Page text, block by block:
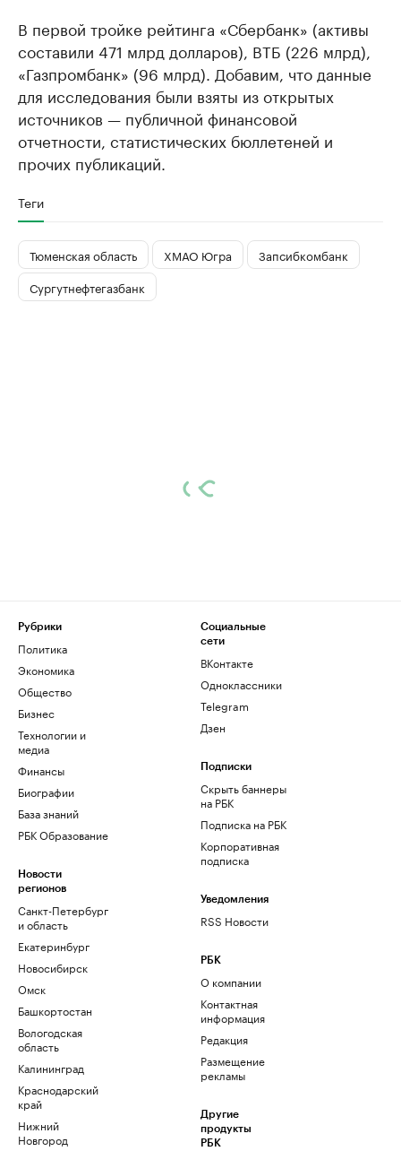
В первой тройке рейтинга «Сбербанк» (активы
составили 471 млрд долларов), ВТБ (226 млрд),
«Газпромбанк» (96 млрд). Добавим, что данные
для исследования были взяты из открытых
источников — публичной финансовой
отчетности, статистических бюллетеней и
прочих публикаций.
Теги
Тюменская область ХМАО Югра
Запсибкомбанк
Сургутнефтегазбанк
Рубрики
Политика
Экономика
Общество
Бизнес
Технологии и
медиа
Финансы
Биографии
База знаний
РБК Образование
Новости
регионов
Санкт-Петербург
и область
Екатеринбург
Новосибирск
Омск
Башкортостан
Вологодская
область
Калининград
Краснодарский
край
Нижний
Новгород
Социальные
сети
ВКонтакте
Одноклассники
Telegram
Дзен
Подписки
Скрыть баннеры
на РБК
Подписка на РБК
Корпоративная
подписка
Уведомления
RSS Новости
РБК
О компании
Контактная
информация
Редакция
Размещение
рекламы
Другие
продукты
РБК